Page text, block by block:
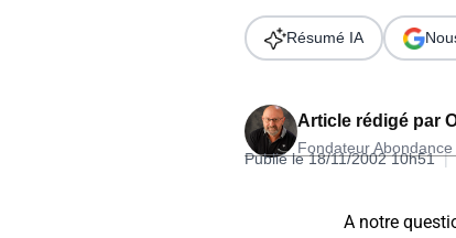
Télécharger
Article rédigé par
Fondateur Abondance
Publié le 18/11/2002 10h51 |
Résumé IA
A notre